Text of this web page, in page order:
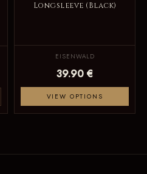
Longsleeve (Black)
EISENWALD
39.90 €
VIEW OPTIONS